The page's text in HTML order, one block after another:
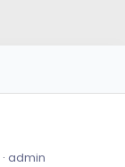
admin